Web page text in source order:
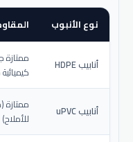
نوع الأنبوب
أنابيب HDPE
ممتازة
أنابيب uPVC
ممتازة
للأملاح)